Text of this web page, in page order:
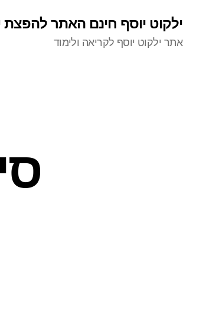
ילקוט יוסף חינם האתר להפצת
אתר ילקוט יוסף לקריאה ולימוד